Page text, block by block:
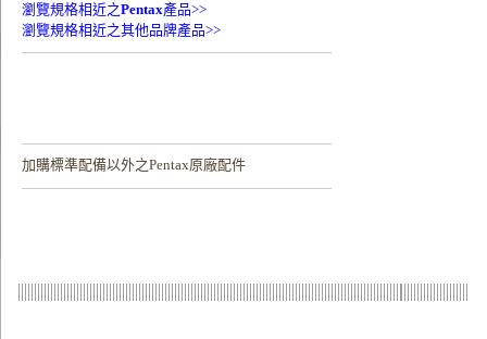
瀏覽規格相近之Pentax產品>>
瀏覽規格相近之其他品牌產品>>
加購標準配備以外之Pentax原廠配件